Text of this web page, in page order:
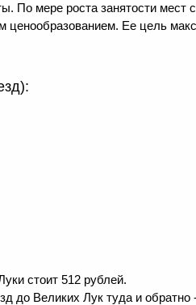
По мере роста занятости
ценообразованием. Ее цель
стоит 512 рублей.
до Великих Лук туда и